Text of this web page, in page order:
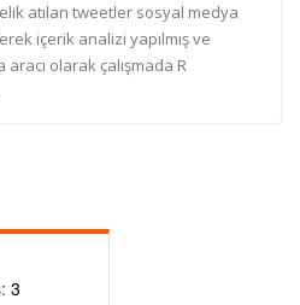
atılan tweetler sosyal medya
içerik analizi yapılmış ve
olarak çalışmada R
3